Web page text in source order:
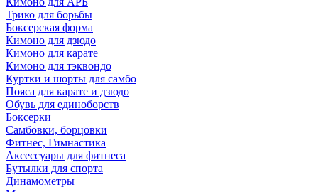
Трико для борьбы
Боксерская форма
Кимоно для дзюдо
Кимоно для карате
Кимоно для тэквондо
Куртки и шорты для самбо
Пояса для карате и дзюдо
Обувь для единоборств
Боксерки
Самбовки, борцовки
Фитнес, Гимнастика
Аксессуары для фитнеса
Бутылки для спорта
Динамометры